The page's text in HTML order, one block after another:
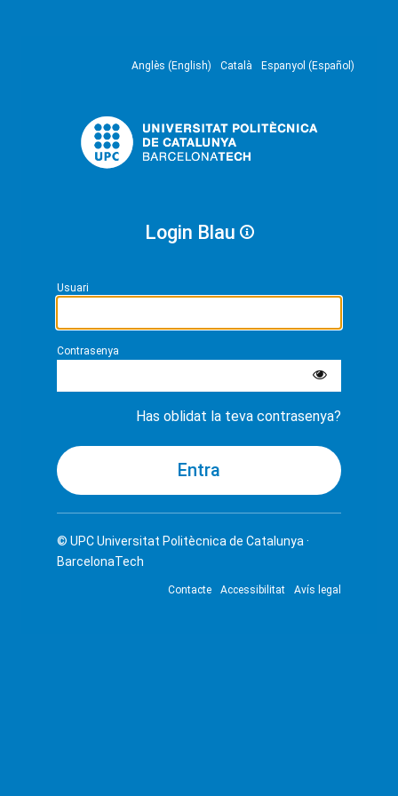
Anglès (English) Català Espanyol (Español)
Login Blau
Usuari
Contrasenya
Has oblidat la teva contrasenya?
© UPCUniversitat Politècnica de Catalunya ·
BarcelonaTech
Contacte Accessibilitat Avís legal